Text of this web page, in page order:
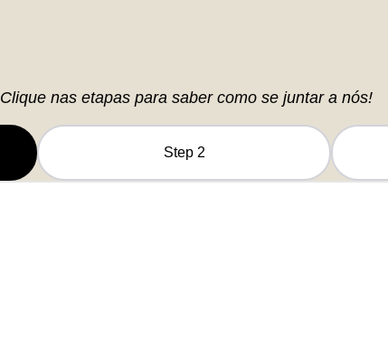
Clique nas etapas para saber como se juntar a nós!
Step 2